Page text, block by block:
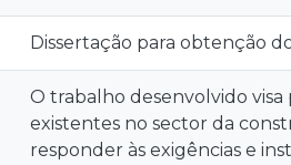
Dissertação para obtenção
O trabalho desenvolvido
existentes no sector da
responder às exigências e